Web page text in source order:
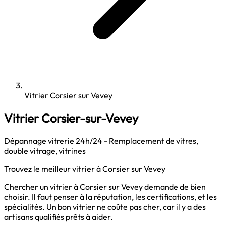
Vitrier Corsier sur Vevey
Vitrier Corsier-sur-Vevey
Dépannage vitrerie 24h/24 - Remplacement de vitres,
double vitrage, vitrines
Trouvez le meilleur vitrier à Corsier sur Vevey
Chercher un vitrier à Corsier sur Vevey demande de bien
choisir. Il faut penser à la réputation, les certifications, et les
spécialités. Un bon vitrier ne coûte pas cher, car il y a des
artisans qualifiés prêts à aider.